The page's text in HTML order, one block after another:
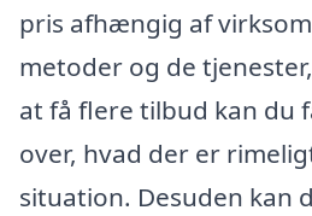
pris afhængig af
metoder og de
at få flere tilbud kan du
over, hvad der er
situation. Desuden kan